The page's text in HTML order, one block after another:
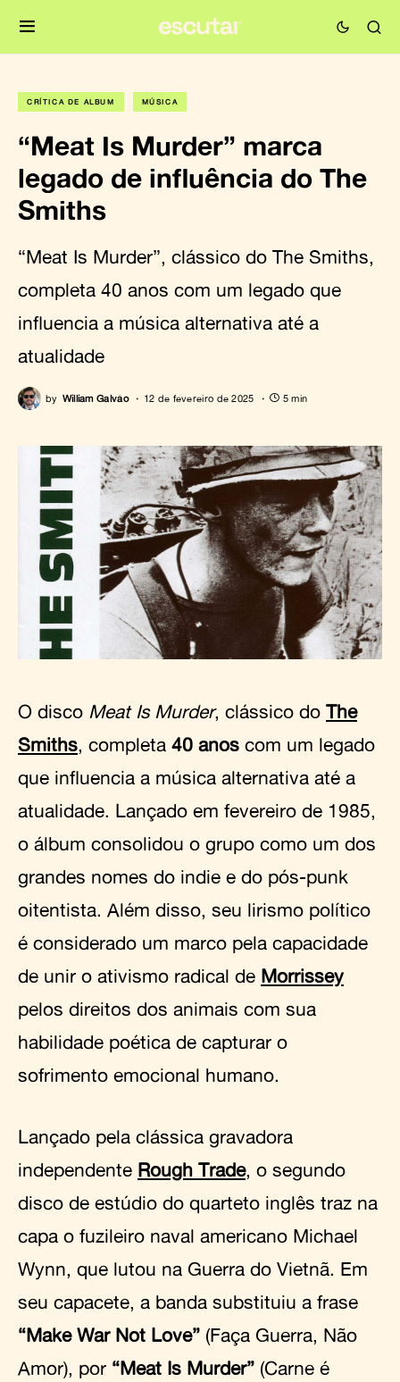
CRÍTICA DE ÁLBUM MÚSICA
“Meat Is Murder” marca
legado de influência do The
Smiths
“Meat Is Murder”, clássico do The Smiths,
completa 40 anos com um legado que
influencia a música alternativa até a
atualidade
by William Galvão 12 de fevereiro de 2025 5 min
O disco Meat Is Murder, clássico do The
Smiths, completa 40 anos com um legado
que influencia a música alternativa até a
atualidade. Lançado em fevereiro de 1985,
o álbum consolidou o grupo como um dos
grandes nomes do indie e do pós-punk
oitentista. Além disso, seu lirismo político
é considerado um marco pela capacidade
de unir o ativismo radical de Morrissey
pelos direitos dos animais com sua
habilidade poética de capturar o
sofrimento emocional humano.
Lançado pela clássica gravadora
independente Rough Trade, o segundo
disco de estúdio do quarteto inglês traz na
capa o fuzileiro naval americano Michael
Wynn, que lutou na Guerra do Vietnã. Em
seu capacete, a banda substituiu a frase
“Make War Not Love” (Faça Guerra, Não
Amor), por “Meat Is Murder” (Carne é